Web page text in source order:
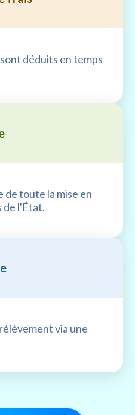
déduits en temps
de toute la mise en
de l'État.
via une